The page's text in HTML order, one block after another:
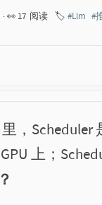
· 👀 17 阅读 🏷️ #Llm #
，
上；